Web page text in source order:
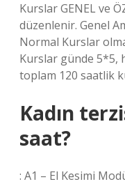
Kurslar GENEL ve
düzenlenir. Genel
Normal Kurslar
Kurslar günde 5*5,
toplam 120 saatlik
Kadın
saat?
: A1 – El Kesimi